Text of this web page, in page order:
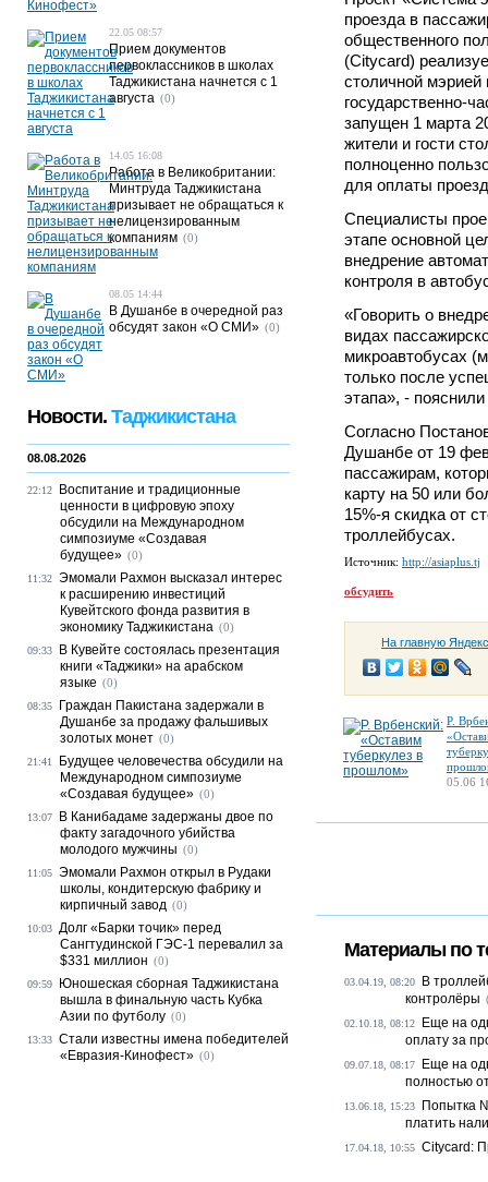
проезда в
общественного
(Cityсard)
столичной мэрией
государственно-
запущен 1 марта
жители и гости
полноценно
для оплаты
Специалисты
этапе основной
внедрение
контроля в
«Говорить о
видах
микроавтобусах
только после
этапа», -
Согласно
Душанбе от 19
пассажирам,
карту на 50 или
15%-я скидка от
троллейбусах.
Источник: http://asiaplus.tj
обсудить
На главную
Р.
05.06
Материалы по
03.04.19, 08:20
В
контролёры
02.10.18, 08:12
Еще на
оплату за
09.07.18, 08:17
Еще на
полностью
13.06.18, 15:23
Попытка
платить
17.04.18, 10:55 Сitycard:
22.05 08:57
Прием документов
первоклассников в школах
Таджикистана начнется с 1
августа (0)
14.05 16:08
Работа в Великобритании:
Минтруда Таджикистана
призывает не обращаться к
нелицензированным
компаниям (0)
08.05 14:44
В Душанбе в очередной раз
обсудят закон «О СМИ» (0)
Новости. Таджикистана
08.08.2026
22:12
Воспитание и традиционные
ценности в цифровую эпоху
обсудили на Международном
симпозиуме «Создавая
будущее» (0)
11:32 Эмомали Рахмон высказал интерес
к расширению инвестиций
Кувейтского фонда развития в
экономику Таджикистана (0)
09:33
В Кувейте состоялась презентация
книги «Таджики» на арабском
языке (0)
08:35
Граждан Пакистана задержали в
Душанбе за продажу фальшивых
золотых монет (0)
21:41
Будущее человечества обсудили на
Международном симпозиуме
«Создавая будущее» (0)
13:07
В Канибадаме задержаны двое по
факту загадочного убийства
молодого мужчины (0)
11:05 Эмомали Рахмон открыл в Рудаки
школы, кондитерскую фабрику и
кирпичный завод (0)
10:03 Долг «Барки точик» перед
Сангтудинской ГЭС-1 перевалил за
$331 миллион (0)
09:59
Юношеская сборная Таджикистана
вышла в финальную часть Кубка
Азии по футболу (0)
13:33 Стали известны имена победителей
«Евразия-Кинофест» (0)